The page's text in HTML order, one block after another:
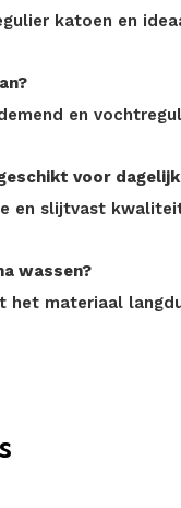
katoen en
en
voor
en slijtvast
wassen?
het materiaal